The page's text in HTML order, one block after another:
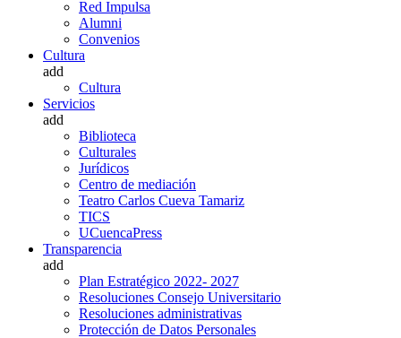
Red Impulsa
Alumni
Convenios
Cultura
add
Cultura
Servicios
add
Biblioteca
Culturales
Jurídicos
Centro de mediación
Teatro Carlos Cueva Tamariz
TICS
UCuencaPress
Transparencia
add
Plan Estratégico 2022- 2027
Resoluciones Consejo Universitario
Resoluciones administrativas
Protección de Datos Personales